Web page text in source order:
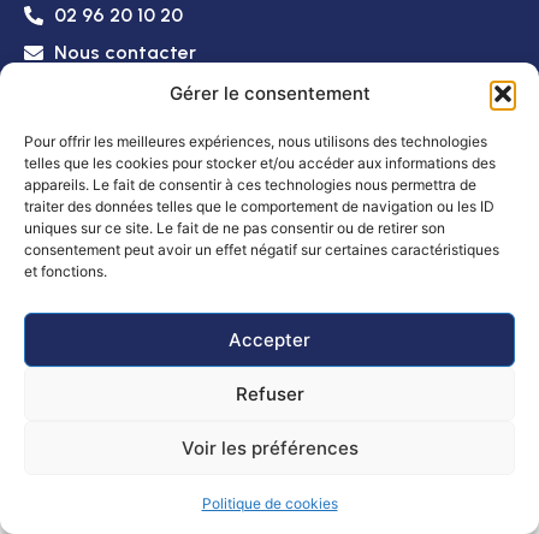
Gérer le consentement
Pour offrir les meilleures expériences, nous utilisons des technologies
telles que les cookies pour stocker et/ou accéder aux informations des
appareils. Le fait de consentir à ces technologies nous permettra de
traiter des données telles que le comportement de navigation ou les ID
uniques sur ce site. Le fait de ne pas consentir ou de retirer son
consentement peut avoir un effet négatif sur certaines caractéristiques
et fonctions.
Accepter
Refuser
Voir les préférences
Politique de cookies
02 96 20 10 20
Nous contacter
site
Politique de
Mentions
© 2025 -
Utopia
Horaires d’ouverture
Mairie: Lundi, mardi, mercredi et vendredi
de 8h30 à 12h et de 14h à 16h
Le jeudi de 8h30 à 12h
Poste :
Samedi de 9h à 12h